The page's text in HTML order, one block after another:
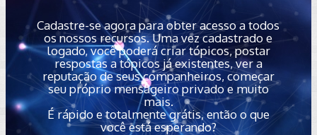
Cadastre-se agora para obter acesso a todos
os nossos recursos. Uma vez cadastrado e
logado, você poderá criar tópicos, postar
respostas a tópicos já existentes, ver a
reputação de seus companheiros, começar
seu próprio mensageiro privado e muito
mais.
É rápido e totalmente grátis, então o que
você está esperando?